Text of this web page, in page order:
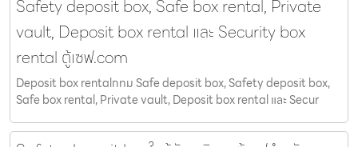
Safety deposit box, Safe box rental, Private
vault, Deposit box rental และ Security box
rental ตู้เซฟ.com
Deposit box rentalกทม Safe deposit box, Safety deposit box,
Safe box rental, Private vault, Deposit box rental และ Secur